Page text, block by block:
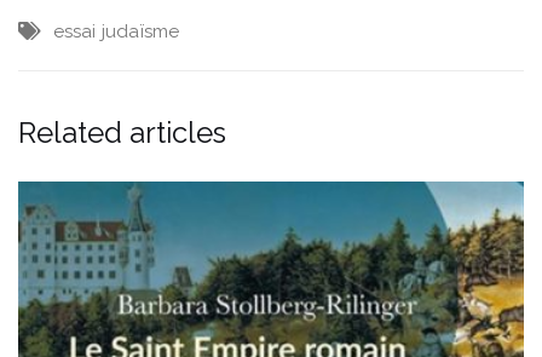
essai judaïsme
Related articles